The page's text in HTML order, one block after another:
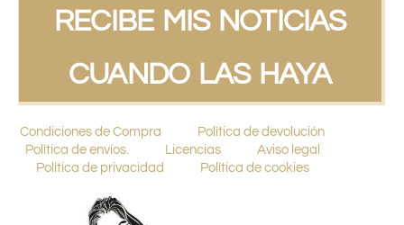
RECIBE MIS NOTICIAS
CUANDO LAS HAYA
Condiciones de Compra
Política de devolución
Política de envíos.
Licencias
Aviso legal
Política de privacidad
Política de cookies